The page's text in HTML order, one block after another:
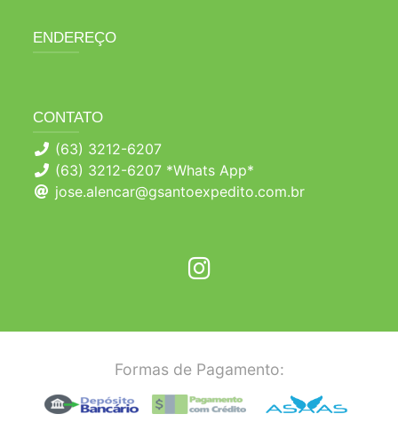
ENDEREÇO
CONTATO
(63) 3212-6207
(63) 3212-6207 *Whats App*
jose.alencar@gsantoexpedito.com.br
Formas de Pagamento: